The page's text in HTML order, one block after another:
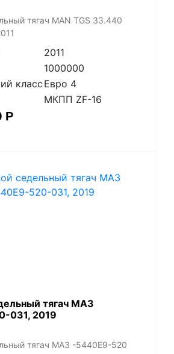
тягач MAN TGS 33.440
2011
1000000
классЕвро 4
МКПП ZF-16
Р
тягач МАЗ
031, 2019
тягач МАЗ -5440Е9-520